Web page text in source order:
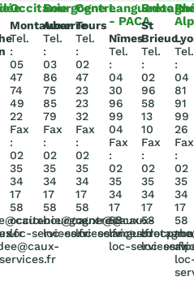
Occitanie
Montauban
Tel.
:
05
47
74
49
22
Fax
:
02
35
34
17
58
occitanie@caux-
loc-services.fr
Bourgogne
Auxerre
Tel.
:
03
86
75
85
79
Fax
:
02
35
34
17
58
bourgogne@caux-
loc-services.fr
Centre
Tours
Tel.
:
02
47
23
23
32
Fax
:
02
35
34
17
58
centre@caux-
loc-services.fr
Languedoc
- PACA
Nîmes
Tel.
:
04
30
96
99
04
Fax
:
02
35
34
17
58
loc-services.fr
St
Brieuc
Tel.
:
02
96
58
13
10
Fax
:
02
35
34
17
58
loc-
Tel.
:
04
81
91
99
26
Fax
:
02
35
34
17
58